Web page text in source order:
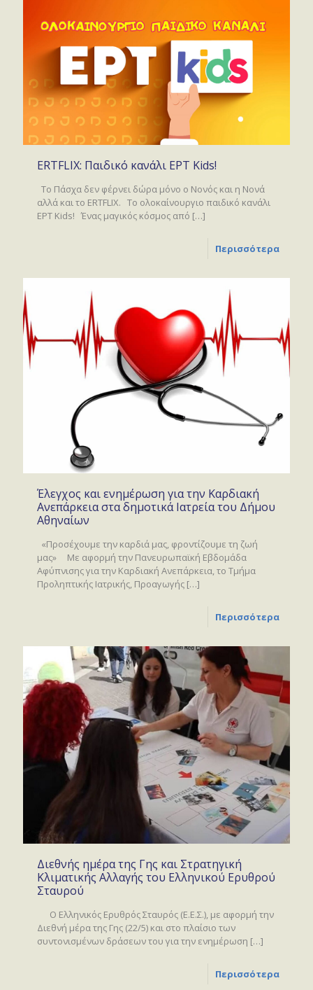
ERTFLIX: Παιδικό κανάλι ΕΡΤ Kids!
Tο Πάσχα δεν φέρνει δώρα μόνο ο Νονός και η Νονά
αλλά και το ERTFLIX. Το ολοκαίνουργιο παιδικό κανάλι
ΕΡΤ Kids! Ένας μαγικός κόσμος από […]
Περισσότερα
Έλεγχος και ενημέρωση για την Καρδιακή
Ανεπάρκεια στα δημοτικά Ιατρεία του Δήμου
Αθηναίων
«Προσέχουμε την καρδιά μας, φροντίζουμε τη ζωή
μας» Με αφορμή την Πανευρωπαϊκή Εβδομάδα
Αφύπνισης για την Καρδιακή Ανεπάρκεια, το Τμήμα
Προληπτικής Ιατρικής, Προαγωγής […]
Περισσότερα
Διεθνής ημέρα της Γης και Στρατηγική
Κλιματικής Αλλαγής του Ελληνικού Ερυθρού
Σταυρού
Ο Ελληνικός Ερυθρός Σταυρός (E.E.Σ.), με αφορμή την
Διεθνή μέρα της Γης (22/5) και στο πλαίσιο των
συντονισμένων δράσεων του για την ενημέρωση […]
Περισσότερα